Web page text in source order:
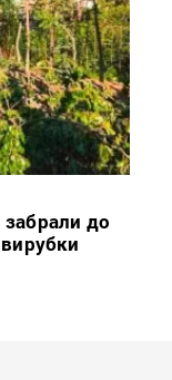
забрали до
вирубки